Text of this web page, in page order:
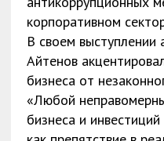
корпоративном
В своем выступлении
Айтенов
бизнеса от
«Любой
бизнеса и